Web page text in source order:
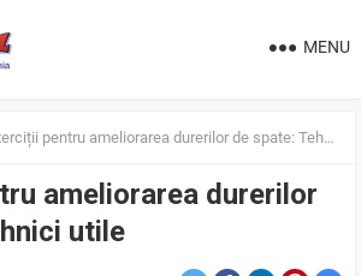
MENU
pentru ameliorarea durerilor de spate: Tehnici utile
ameliorarea durerilor
utile